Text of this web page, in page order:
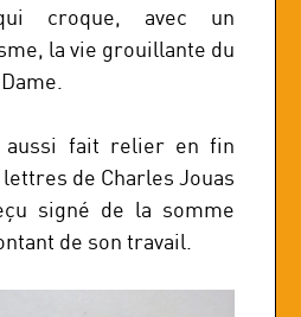
croque, avec un
la vie grouillante du
aussi fait relier en fin
lettres de Charles Jouas
signé de la somme
de son travail.